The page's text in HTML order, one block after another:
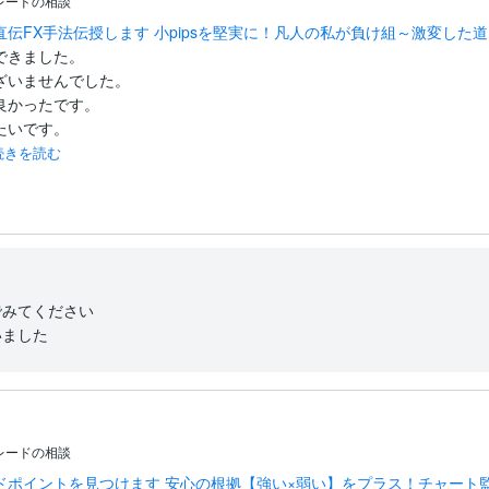
伝FX手法伝授します 小pipsを堅実に！凡人の私が負け組～激変した
ました。
ませんでした。
ったです。
です。
きを読む
てください
した
ードの相談
イントを見つけます 安心の根拠【強い×弱い】をプラス！チャート